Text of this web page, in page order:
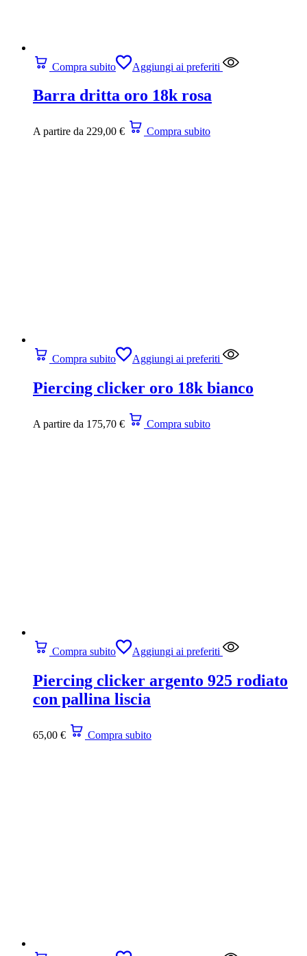
Compra subito Aggiungi ai preferiti
Barra dritta oro 18k rosa
A partire da 229,00 € Compra subito
Compra subito Aggiungi ai preferiti
Piercing clicker oro 18k bianco
A partire da 175,70 € Compra subito
Compra subito Aggiungi ai preferiti
Piercing clicker argento 925 rodiato
con pallina liscia
65,00 € Compra subito